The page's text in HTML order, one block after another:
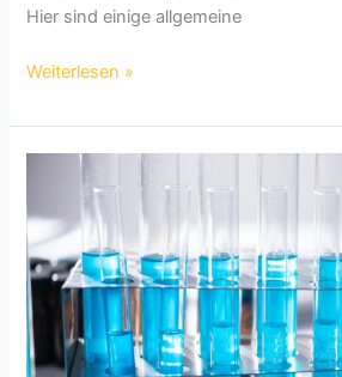
Hier sind einige allgemeine
Wie
Kalorien
hat
Bier?
Weiterlesen »